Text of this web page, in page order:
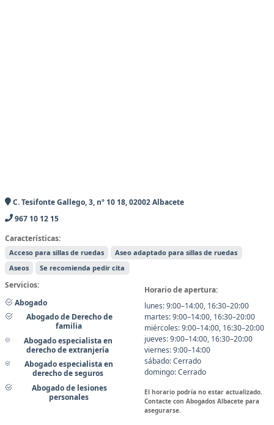
C. Tesifonte Gallego, 3, nº 10 18, 02002 Albacete
967 10 12 15
Características:
Acceso para sillas de ruedas
Aseo adaptado para sillas de ruedas
Aseos
Se recomienda pedir cita
Servicios:
Abogado
Abogado de Derecho de
familia
Abogado especialista en
derecho de extranjería
Abogado especialista en
derecho de seguros
Abogado de lesiones
personales
Horario de apertura:
lunes: 9:00–14:00, 16:30–20:00
martes: 9:00–14:00, 16:30–20:00
miércoles: 9:00–14:00, 16:30–20:00
jueves: 9:00–14:00, 16:30–20:00
viernes: 9:00–14:00
sábado: Cerrado
domingo: Cerrado
El horario podría no estar actualizado.
Contacte con Abogados Albacete para
asegurarse.